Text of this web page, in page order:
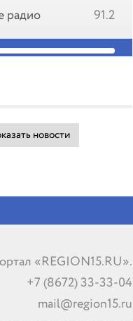
радио
91.2
новости
«REGION15.RU».
+7 (8672) 33-33-04
mail@region15.ru